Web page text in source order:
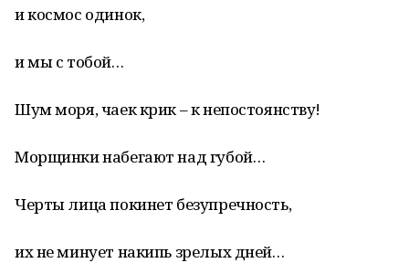
и космос одинок,
и мы с тобой…
Шум моря, чаек крик – к непостоянству!
Морщинки набегают над губой…
Черты лица покинет безупречность,
их не минует накипь зрелых дней…